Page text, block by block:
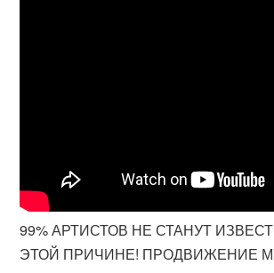
99% АРТИСТОВ НЕ СТАНУТ
ЭТОЙ ПРИЧИНЕ! ПРОДВИЖЕНИЕ